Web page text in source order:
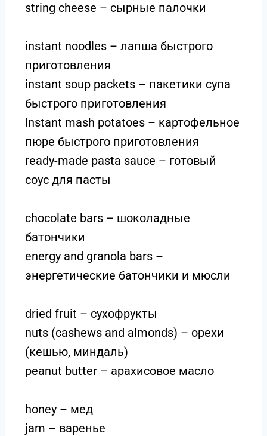
string cheese – cырные палочки
instant noodles – лапша быстрого
приготовления
instant soup packets – пакетики супа
быстрого приготовления
Instant mash potatoes – картофельное
пюре быстрого приготовления
ready-made pasta sauce – готовый
соус для пасты
chocolate bars – шоколадные
батончики
energy and granola bars –
энергетические батончики и мюсли
dried fruit – сухофрукты
nuts (cashews and almonds) – орехи
(кешью, миндаль)
peanut butter – арахисовое масло
honey – мед
jam – варенье